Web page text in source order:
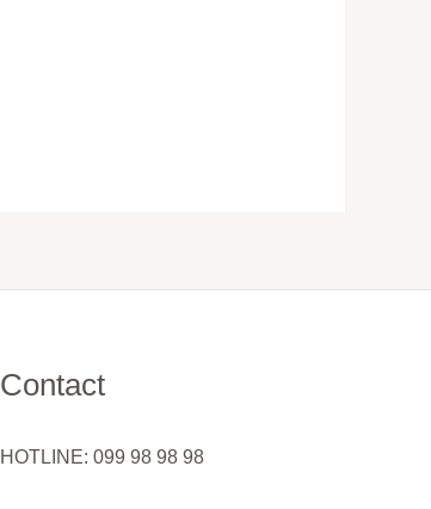
Contact
HOTLINE: 099 98 98 98